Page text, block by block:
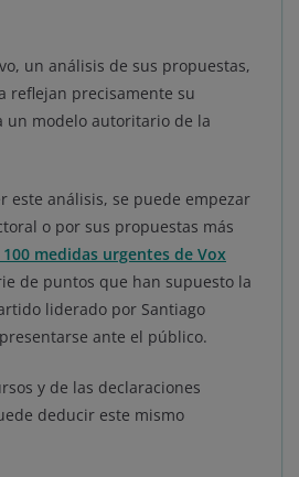
un análisis de sus propuestas,
reflejan precisamente su
un modelo autoritario de la
este análisis, se puede empezar
o por sus propuestas más
100 medidas urgentes de Vox
de puntos que han supuesto la
liderado por Santiago
ante el público.
y de las declaraciones
deducir este mismo